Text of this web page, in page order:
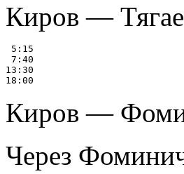
Киров —
5:15
7:40
13:30
Киров —
Через